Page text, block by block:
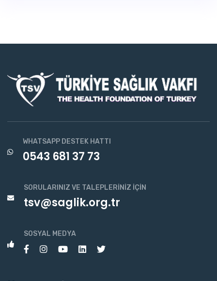
WHATSAPP DESTEK HATTI
0543 681 37 73
SORULARINIZ VE TALEPLERINIZ İÇIN
tsv@saglik.org.tr
SOSYAL MEDYA